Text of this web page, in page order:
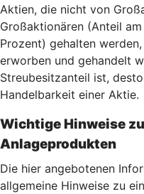
Aktien, die nicht von
Großaktionären (Anteil
Prozent) gehalten
erworben und gehandelt
Streubesitzanteil ist,
Handelbarkeit einer Aktie.
Wichtige Hinweise
Anlageprodukten
Die hier angebotenen
allgemeine Hinweise zu